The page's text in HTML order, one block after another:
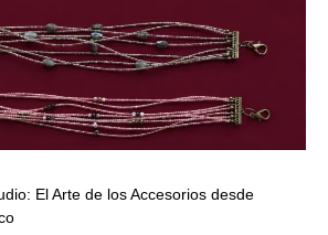
El Arte de los Accesorios desde